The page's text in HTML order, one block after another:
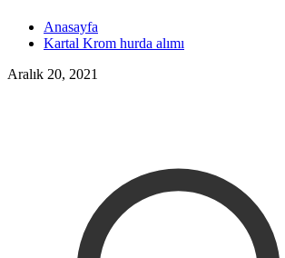
Anasayfa
Kartal Krom hurda alımı
Aralık 20, 2021